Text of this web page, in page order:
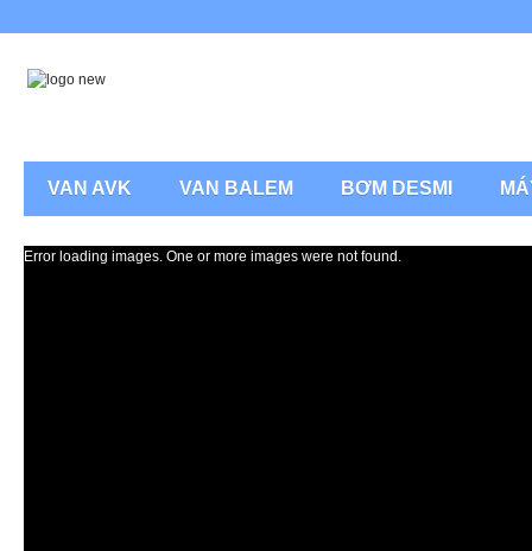
VAN AVK VAN BALEM BƠM DESMI
Error loading images. One or more images were not found.